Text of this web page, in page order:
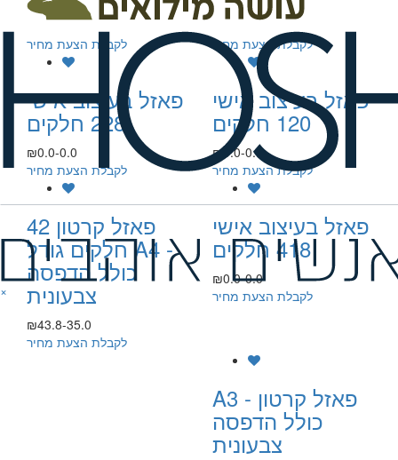
×
₪0.0-0.0
לקבלת הצעת מחיר
₪0.0-0.0
לקבלת הצעת מחיר
פאזל בעיצוב אישי
120 חלקים
₪0.0-0.0
לקבלת הצעת מחיר
פאזל בעיצוב אישי
228 חלקים
₪0.0-0.0
לקבלת הצעת מחיר
פאזל בעיצוב אישי
418 חלקים
₪0.0-0.0
לקבלת הצעת מחיר
פאזל קרטון 42
חלקים גודל A4 -
כולל הדפסה
צבעונית
₪43.8-35.0
לקבלת הצעת מחיר
A3 פאזל קרטון -
כולל הדפסה
צבעונית